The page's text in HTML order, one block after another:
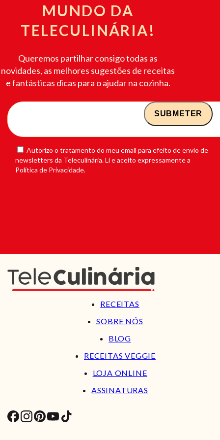
MUNDO DA
TELECULINÁRIA!
Queremos partilhar consigo todas as
novidades, as melhores sugestões de receitas
e fantásticas dicas para o ajudar na cozinha.
Autorizo o tratamento do meu email para efeito de envio de
newsletters da Teleculinária. Li e aceito expressamente a
Política de Privacidade.
RECEITAS
SOBRE NÓS
BLOG
RECEITAS VEGGIE
LOJA ONLINE
ASSINATURAS